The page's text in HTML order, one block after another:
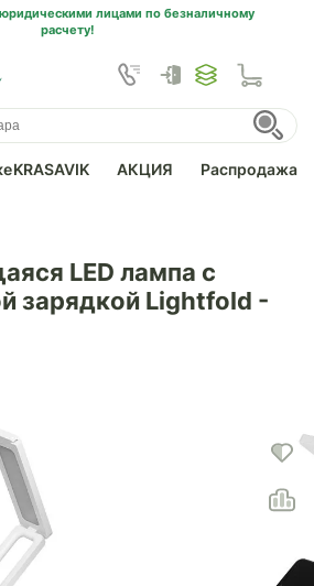
лицами по безналичному
расчету!
KRASAVIK АКЦИЯ Распродажа
LED лампа с
зарядкой Lightfold -